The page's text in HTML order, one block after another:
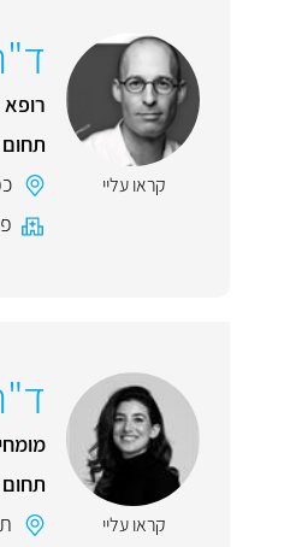
קראו עליי
קראו עליי